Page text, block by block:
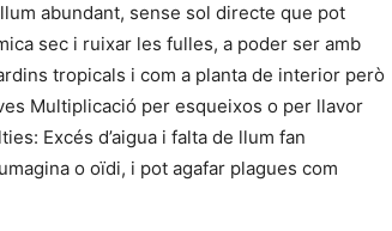
abundant, sense sol directe que pot
sec i ruixar les fulles, a poder ser amb
tropicals i com a planta de interior però
Multiplicació per esqueixos o per llavor
Excés d’aigua i falta de llum fan
o oïdi, i pot agafar plagues com